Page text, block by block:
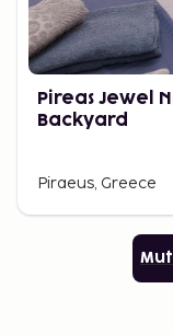
Pireas Jewel
Backyard
Piraeus, Greece